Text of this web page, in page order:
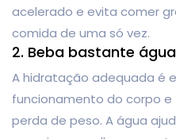
acelerado e evita comer
comida de uma só vez.
2. Beba bastante água
A hidratação adequada é
funcionamento do corpo
perda de peso. A água